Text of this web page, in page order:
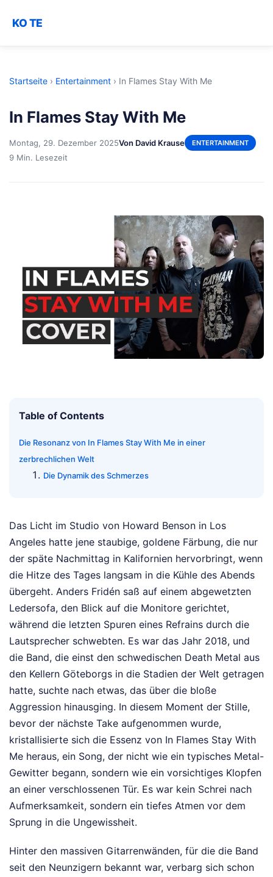
KO TE
Startseite › Entertainment › In Flames Stay With Me
In Flames Stay With Me
Montag, 29. Dezember 2025Von David Krause ENTERTAINMENT
9 Min. Lesezeit
Table of Contents
Die Resonanz von In Flames Stay With Me in einer
zerbrechlichen Welt
Die Dynamik des Schmerzes
Das Licht im Studio von Howard Benson in Los
Angeles hatte jene staubige, goldene Färbung, die nur
der späte Nachmittag in Kalifornien hervorbringt, wenn
die Hitze des Tages langsam in die Kühle des Abends
übergeht. Anders Fridén saß auf einem abgewetzten
Ledersofa, den Blick auf die Monitore gerichtet,
während die letzten Spuren eines Refrains durch die
Lautsprecher schwebten. Es war das Jahr 2018, und
die Band, die einst den schwedischen Death Metal aus
den Kellern Göteborgs in die Stadien der Welt getragen
hatte, suchte nach etwas, das über die bloße
Aggression hinausging. In diesem Moment der Stille,
bevor der nächste Take aufgenommen wurde,
kristallisierte sich die Essenz von In Flames Stay With
Me heraus, ein Song, der nicht wie ein typisches Metal-
Gewitter begann, sondern wie ein vorsichtiges Klopfen
an einer verschlossenen Tür. Es war kein Schrei nach
Aufmerksamkeit, sondern ein tiefes Atmen vor dem
Sprung in die Ungewissheit.
Hinter den massiven Gitarrenwänden, für die die Band
seit den Neunzigern bekannt war, verbarg sich schon